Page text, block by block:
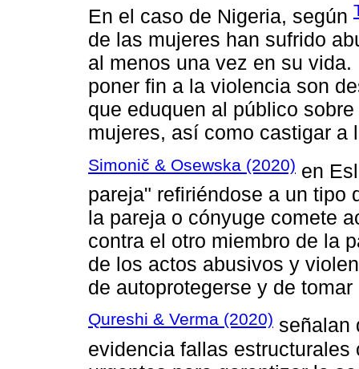
En el caso de Nigeria, según
de las mujeres han sufrido
al menos una vez en su
poner fin a la violencia son
que eduquen al público
mujeres, así como castigar a
Simonič & Osewska (2020) en
pareja" refiriéndose a un tipo
la pareja o cónyuge comete
contra el otro miembro de la
de los actos abusivos y
de autoprotegerse y de
Qureshi & Verma (2020) señalan
evidencia fallas